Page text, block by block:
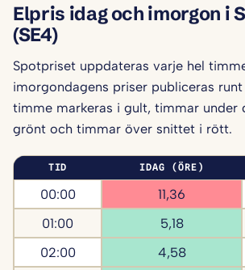
Elpris idag och imorgon i
(SE4)
Spotpriset uppdateras varje hel
imorgondagens priser publiceras runt
timme markeras i gult, timmar under
grönt och timmar över snittet i rött.
TID IDAG (ÖRE)
00:00 11,36
01:00
5,18
02:00
4,58